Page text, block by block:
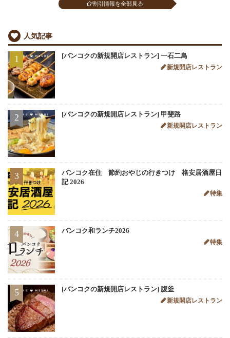
割引情報を全部見る
人気記事
1 [バンコクの新規開店レストラン] 一石二鳥
新規開店レストラン
2 [バンコクの新規開店レストラン] 甲斐路
新規開店レストラン
3
バンコク在住 節約おやじの行きつけ 格安居酒屋日
記 2026
特集
4 バンコク和ランチ2026
特集
5 [バンコクの新規開店レストラン] 腹釜
新規開店レストラン